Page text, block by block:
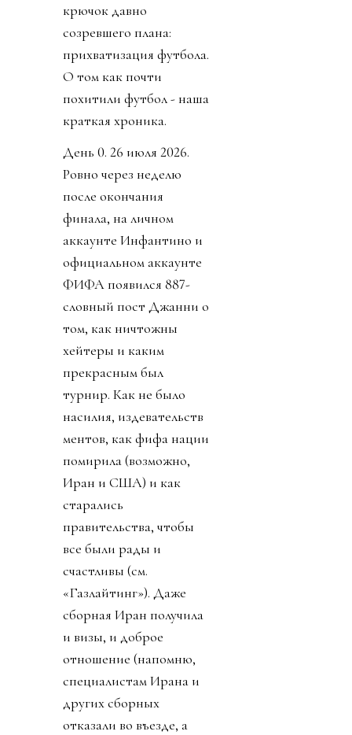
крючок давно
созревшего плана:
прихватизация футбола.
О том как почти
похитили футбол - наша
краткая хроника.
День 0. 26 июля 2026.
Ровно через неделю
после окончания
финала, на личном
аккаунте Инфантино и
официальном аккаунте
ФИФА появился 887-
словный пост Джанни о
том, как ничтожны
хейтеры и каким
прекрасным был
турнир. Как не было
насилия, издевательств
ментов, как фифа нации
помирила (возможно,
Иран и США) и как
старались
правительства, чтобы
все были рады и
счастливы (см.
«Газлайтинг»). Даже
сборная Иран получила
и визы, и доброе
отношение (напомню,
специалистам Ирана и
других сборных
отказали во въезде, а